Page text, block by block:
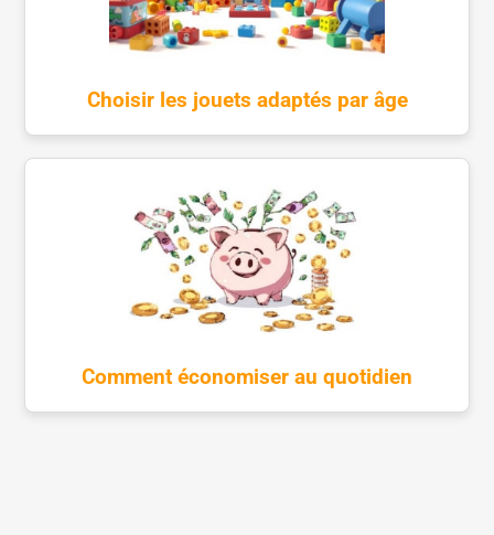
Choisir les jouets adaptés par âge
Comment économiser au quotidien